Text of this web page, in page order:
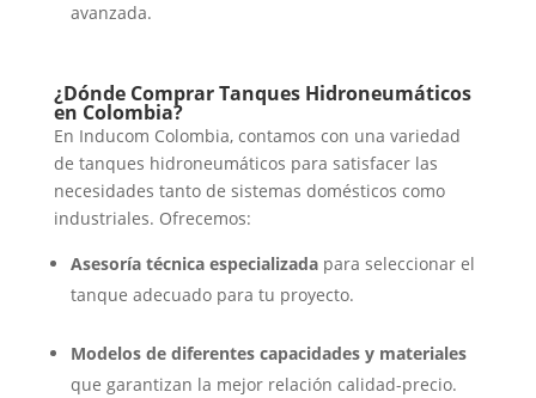
avanzada.
¿Dónde Comprar Tanques Hidroneumáticos
en Colombia?
En Inducom Colombia, contamos con una variedad
de tanques hidroneumáticos para satisfacer las
necesidades tanto de sistemas domésticos como
industriales. Ofrecemos:
Asesoría técnica especializadapara seleccionar el
tanque adecuado para tu proyecto.
Modelos de diferentes capacidades y materiales
que garantizan la mejor relación calidad-precio.